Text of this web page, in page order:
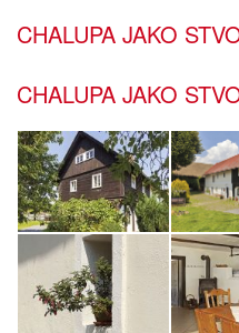
CHALUPA JAKO
CHALUPA JAKO